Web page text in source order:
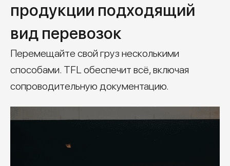
продукции подходящий
вид перевозок
Перемещайте свой груз несколькими
способами. TFL обеспечит всё, включая
сопроводительную документацию.